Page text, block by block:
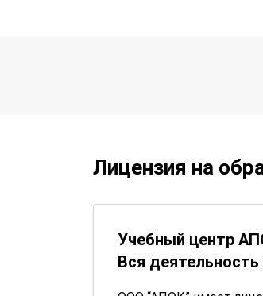
Лицензия на
Учебный центр
Вся деятельность